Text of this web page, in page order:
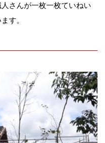
さんが一枚一枚ていねい
す。